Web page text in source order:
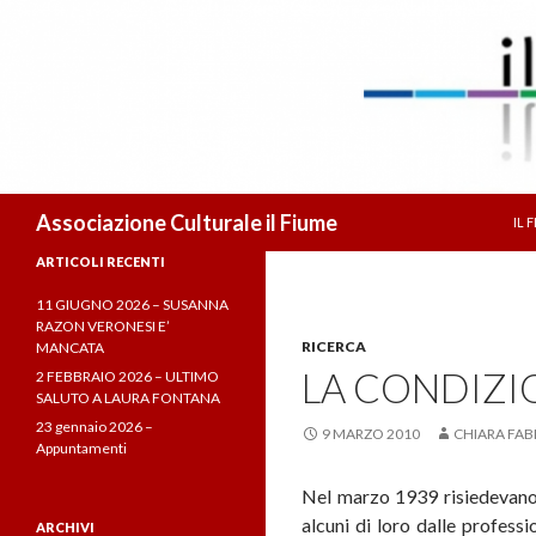
Associazione Culturale il Fiume
IL
RICERCA
LA
9 MARZO 2010 CHIARA
Nel marzo 1939
alcuni di loro dalle
ARTICOLI RECENTI
11 GIUGNO 2026 – SUSANNA
RAZON VERONESI E’
MANCATA
2 FEBBRAIO 2026 – ULTIMO
SALUTO A LAURA FONTANA
23 gennaio 2026 –
Appuntamenti
ARCHIVI